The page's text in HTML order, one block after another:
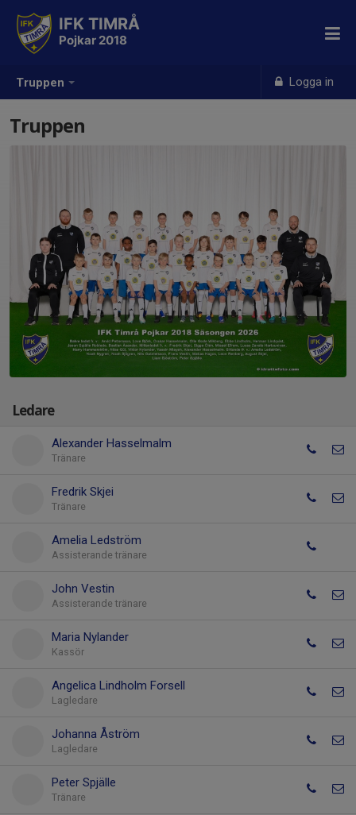
Truppen Logga in
IFK TIMRÅ
Pojkar 2018
Truppen
Ledare
Alexander Hasselmalm
Tränare
Fredrik Skjei
Tränare
Amelia Ledström
Assisterande tränare
John Vestin
Assisterande tränare
Maria Nylander
Kassör
Angelica Lindholm Forsell
Lagledare
Johanna Åström
Lagledare
Peter Spjälle
Tränare